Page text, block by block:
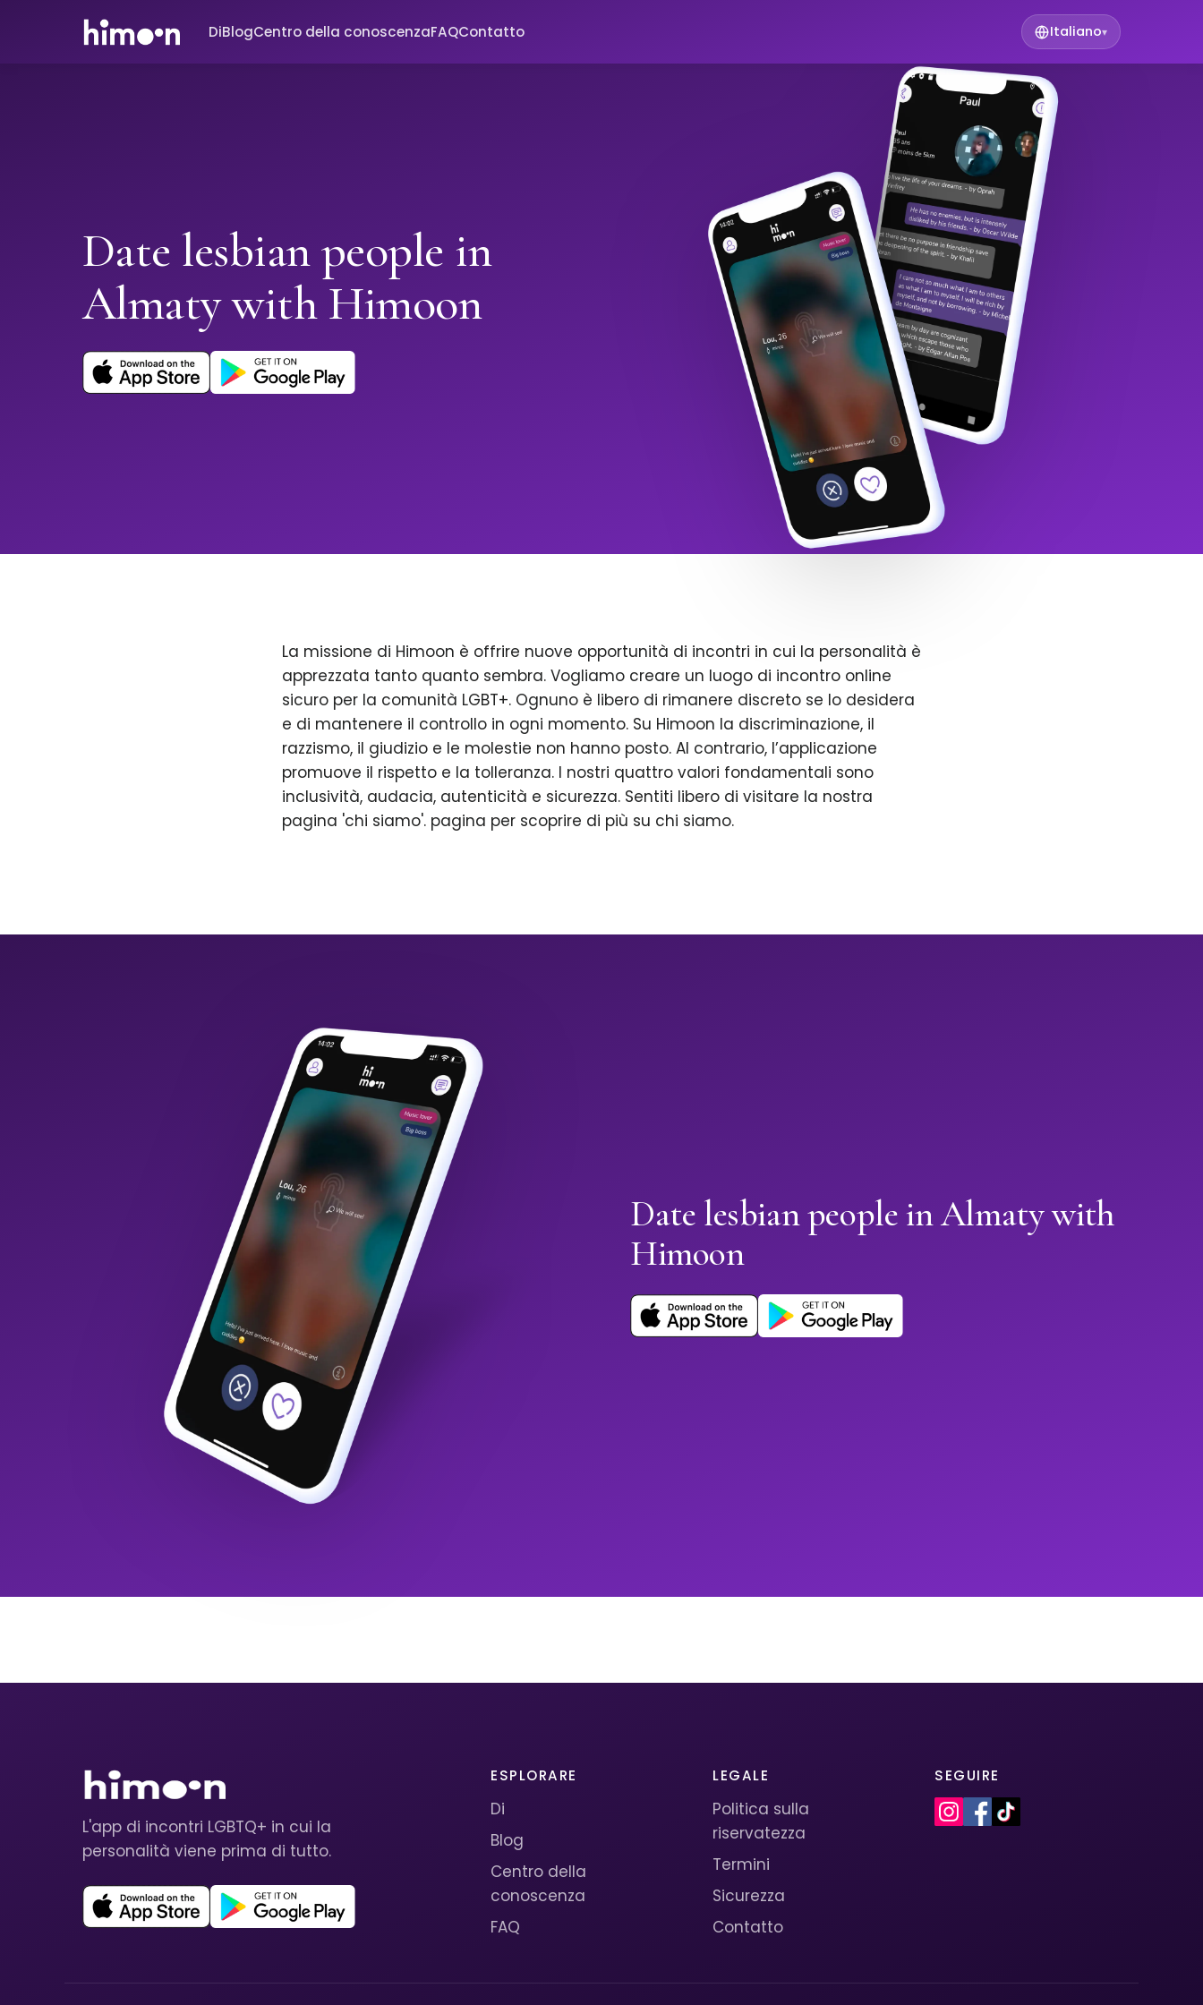
DiBlogCentro della conoscenzaFAQContatto Italiano▾
Date lesbian people in
Almaty with Himoon
La missione di Himoon è offrire nuove opportunità di incontri in cui la personalità è
apprezzata tanto quanto sembra. Vogliamo creare un luogo di incontro online
sicuro per la comunità LGBT+. Ognuno è libero di rimanere discreto se lo desidera
e di mantenere il controllo in ogni momento. Su Himoon la discriminazione, il
razzismo, il giudizio e le molestie non hanno posto. Al contrario, l’applicazione
promuove il rispetto e la tolleranza. I nostri quattro valori fondamentali sono
inclusività, audacia, autenticità e sicurezza. Sentiti libero di visitare la nostra
pagina 'chi siamo'. pagina per scoprire di più su chi siamo.
Date lesbian people in Almaty with
Himoon
L'app di incontri LGBTQ+ in cui la
personalità viene prima di tutto.
ESPLORARE
Di
Blog
Centro della
conoscenza
FAQ
LEGALE
Politica sulla
riservatezza
Termini
Sicurezza
Contatto
SEGUIRE